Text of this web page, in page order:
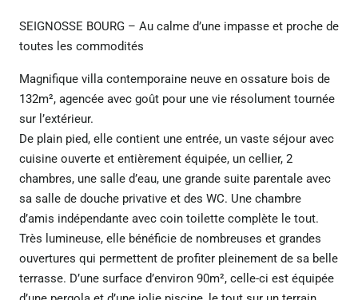
SEIGNOSSE BOURG – Au calme d’une impasse et proche de
toutes les commodités
Magnifique villa contemporaine neuve en ossature bois de
132m², agencée avec goût pour une vie résolument tournée
sur l’extérieur.
De plain pied, elle contient une entrée, un vaste séjour avec
cuisine ouverte et entièrement équipée, un cellier, 2
chambres, une salle d’eau, une grande suite parentale avec
sa salle de douche privative et des WC. Une chambre
d’amis indépendante avec coin toilette complète le tout.
Très lumineuse, elle bénéficie de nombreuses et grandes
ouvertures qui permettent de profiter pleinement de sa belle
terrasse. D’une surface d’environ 90m², celle-ci est équipée